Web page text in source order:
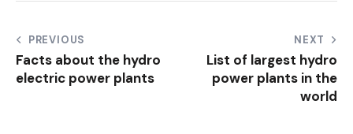
PREVIOUS
Facts about the hydro
electric power plants
NEXT
List of largest hydro
power plants in the
world